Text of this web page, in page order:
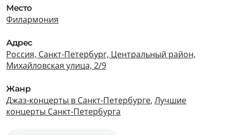
Место
Филармония
Адрес
Россия, Санкт-Петербург, Центральный район,
Михайловская улица, 2/9
Жанр
Джаз-концерты в Санкт-Петербурге, Лучшие
концерты Санкт-Петербурга